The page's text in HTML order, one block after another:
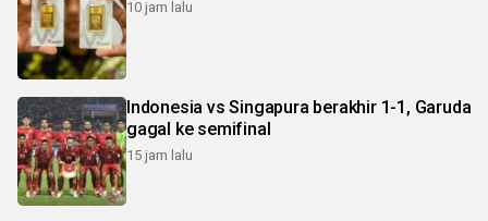
10 jam lalu
Indonesia vs Singapura berakhir 1-1, Garuda
gagal ke semifinal
15 jam lalu